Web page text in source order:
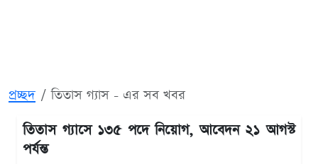
প্রচ্ছদ তিতাস গ্যাস - এর সব খবর
তিতাস গ্যাসে ১৩৫ পদে নিয়োগ, আবেদন ২১ আগস্ট
পর্যন্ত